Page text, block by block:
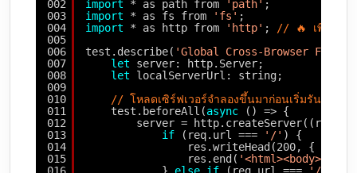
002
003
004
005
006
007
008
009
010
011
012
013
014
015
import
* as path from 'path' ;
import
* as fs from 'fs' ;
import
* as http from 'http' ; // 🔥 เพิ่มโมดูล
test.describe( 'Global Cross-Browser
let
server: http.Server;
let
localServerUrl: string;
// โหลดเซิร์ฟเวอร์จำลองขึ้นมาก่อนเริ่มรันเทสใน
test.beforeAll(async
() => {
server = http.createServer((req,
if
(req.url === '/' ) {
res.writeHead(200, {
res.end( '<html><body><a